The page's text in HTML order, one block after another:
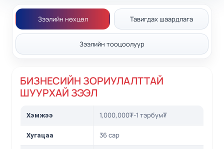
Зээлийн нөхцөл Тавигдах шаардлага
Зээлийн тооцоолуур
БИЗНЕСИЙН ЗОРИУЛАЛТТАЙ
ШУУРХАЙ ЗЭЭЛ
Хэмжээ 1,000,000₮-1 тэрбум₮
Хугацаа 36 сар